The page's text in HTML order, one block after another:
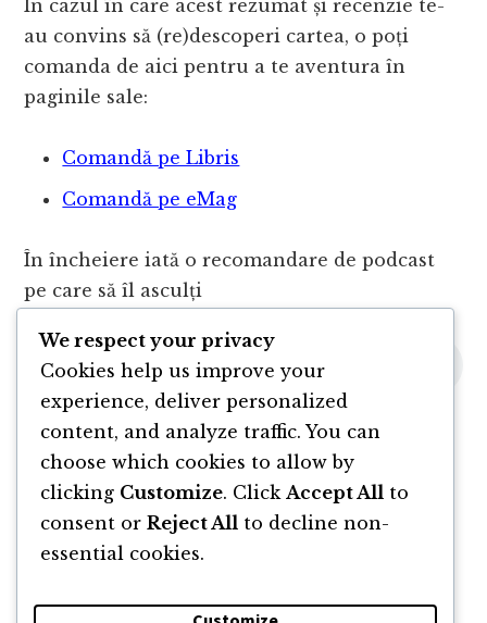
În cazul în care acest rezumat și recenzie te-
au convins să (re)descoperi cartea, o poți
comanda de aici pentru a te aventura în
paginile sale:
Comandă pe Libris
Comandă pe eMag
În încheiere iată o recomandare de podcast
pe care să îl asculți
We respect your privacy
Cookies help us improve your
experience, deliver personalized
content, and analyze traffic. You can
choose which cookies to allow by
clicking Customize. Click Accept All to
consent or Reject All to decline non-
essential cookies.